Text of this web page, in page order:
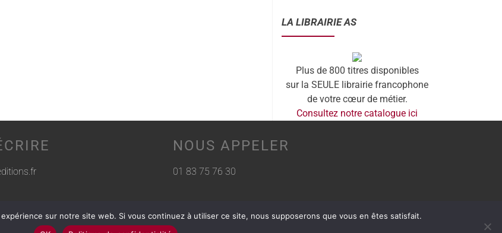
LA LIBRAIRIE AS
Plus de 800 titres disponibles
sur la SEULE librairie francophone
de votre cœur de métier.
Consultez notre catalogue ici
NOUS APPELER
01 83 75 76 30
sur notre site web. Si vous continuez à utiliser ce site, nous supposerons que vous en êtes satisfait.